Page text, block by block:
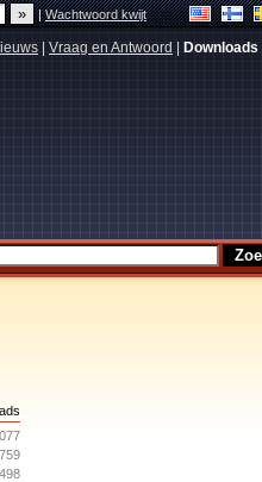
|Wachtwoord kwijt
Vraag en Antwoord Downloads
759
498